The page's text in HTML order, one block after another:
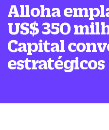
Alloha
US$ 350
Capital
estratégicos